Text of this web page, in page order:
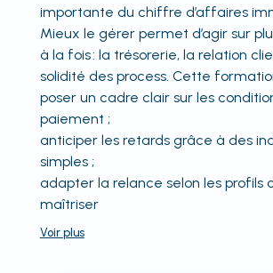
importante du chiffre d’affaires
Mieux le gérer permet d’agir sur
à la fois : la trésorerie, la relation
solidité des process. Cette
poser un cadre clair sur les
paiement ;
anticiper les retards grâce à des
simples ;
adapter la relance selon les profils
maîtriser
Voir plus